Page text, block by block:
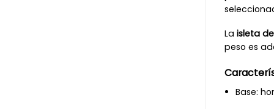
La isleta
peso es
Base: